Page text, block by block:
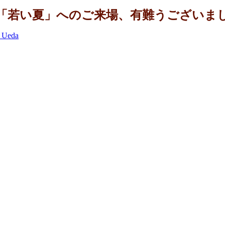
若い夏」へのご来場、有難うございま